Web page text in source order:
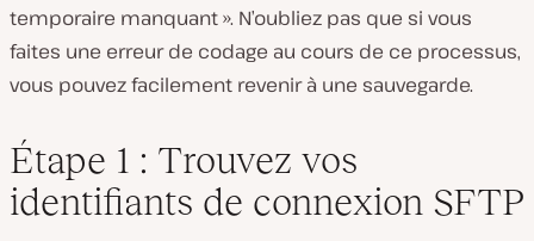
temporaire manquant ». N’oubliez pas que si vous
faites une erreur de codage au cours de ce processus,
vous pouvez facilement revenir à une sauvegarde.
Étape 1 : Trouvez vos
identifiants de connexion SFTP